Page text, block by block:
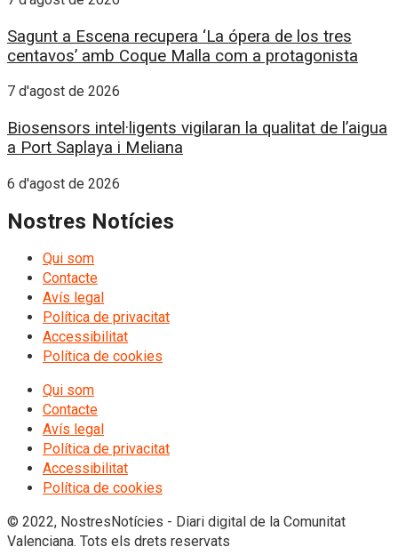
Sagunt a Escena recupera ‘La ópera de los tres
centavos’ amb Coque Malla com a protagonista
7 d'agost de 2026
Biosensors intel·ligents vigilaran la qualitat de l’aigua
a Port Saplaya i Meliana
6 d'agost de 2026
Nostres Notícies
Qui som
Contacte
Avís legal
Política de privacitat
Accessibilitat
Política de cookies
Qui som
Contacte
Avís legal
Política de privacitat
Accessibilitat
Política de cookies
© 2022, NostresNotícies - Diari digital de la Comunitat
Valenciana. Tots els drets reservats